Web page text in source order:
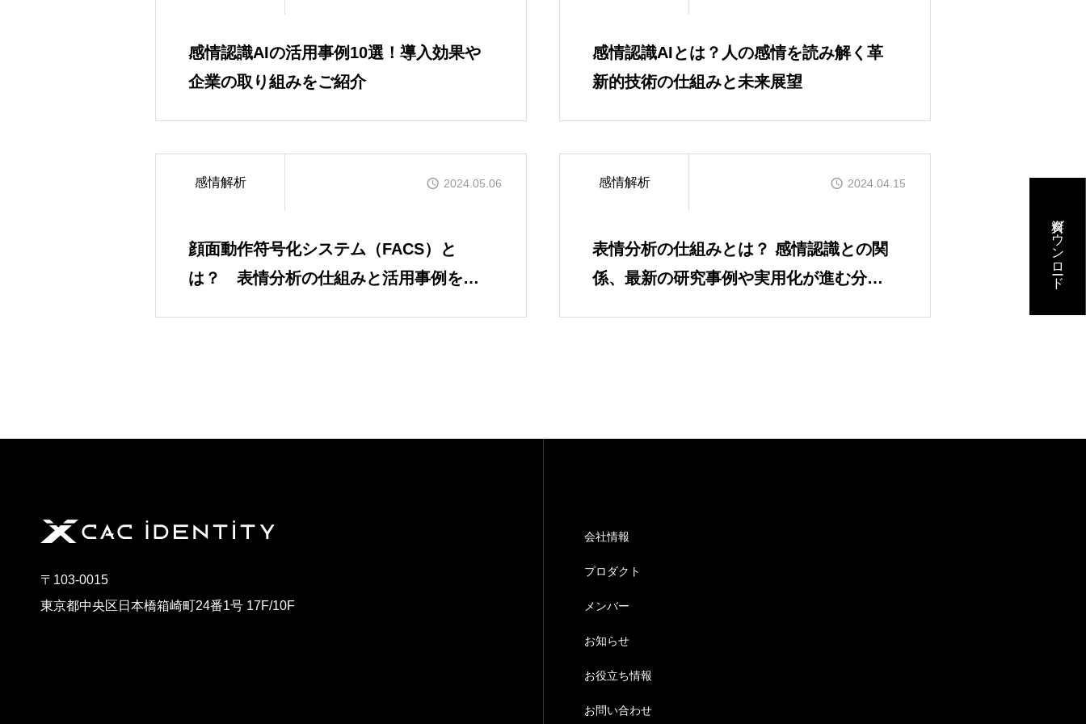
会社情報
プロダクト
お知らせ
資料ダウンロード
感情認識AIの活用事例10選！導入効果や
企業の取り組みをご紹介
感情認識AIとは？人の感情を読み解く革
新的技術の仕組みと未来展望
感情解析 2024.05.06
顔面動作符号化システム（FACS）と
は？ 表情分析の仕組みと活用事例を紹
感情解析 2024.04.15
表情分析の仕組みとは？ 感情認識との関
係、最新の研究事例や実用化が進む分野
〒103-0015
東京都中央区日本橋箱崎町24番1号 17F/10F
会社情報
プロダクト
メンバー
お知らせ
お役立ち情報
お問い合わせ